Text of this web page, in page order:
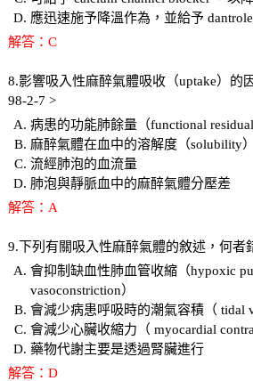
應迅速施予降溫作為，並給予
解答：C
8.影響吸入性麻醉氣體吸收（uptake）的
98-2-7 >
病患的功能肺餘量（functional residual
麻醉氣體在血中的溶解度（solubility）
流經肺泡的血流量
肺泡與靜脈血中的麻醉氣體分壓差
解答：A
9.下列有關吸入性麻醉氣體的敘述，何者
會抑制缺血性肺血管收縮（hypoxic
vasoconstriction）
會減少病患呼吸時的潮氣容積（ tidal
會減少心臟收縮力（ myocardial
藥物代謝主要是透過腎臟進行
解答：D